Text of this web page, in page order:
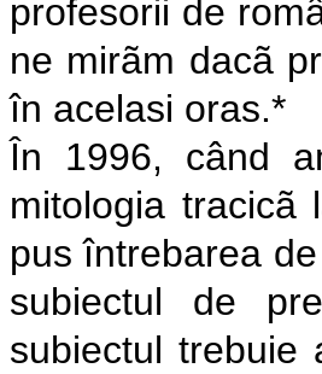
profesorii de
ne mirãm dacã
în acelasi oras.*
În 1996, când
mitologia tracicã
pus întrebarea
subiectul de
subiectul